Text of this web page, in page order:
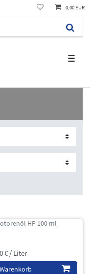
☰
0,00 EUR
HP 100 ml
€ / Liter